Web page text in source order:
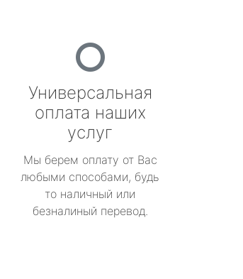
Универсальная
оплата наших
услуг
Мы берем оплату от Вас
любыми способами, будь
то наличный или
безналиный перевод.